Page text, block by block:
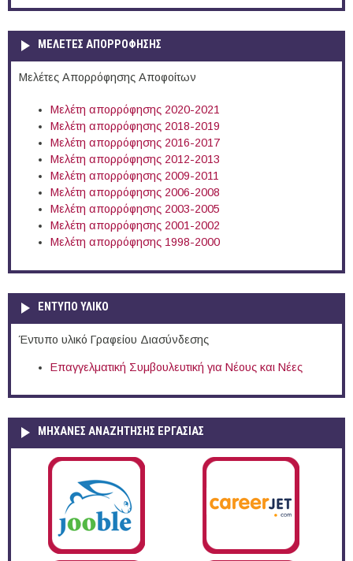
ΜΕΛΕΤΕΣ ΑΠΟΡΡΟΦΗΣΗΣ
Μελέτες Απορρόφησης Αποφοίτων
Μελέτη απορρόφησης 2020-2021
Μελέτη απορρόφησης 2018-2019
Μελέτη απορρόφησης 2016-2017
Μελέτη απορρόφησης 2012-2013
Μελέτη απορρόφησης 2009-2011
Μελέτη απορρόφησης 2006-2008
Μελέτη απορρόφησης 2003-2005
Μελέτη απορρόφησης 2001-2002
Μελέτη απορρόφησης 1998-2000
ΕΝΤΥΠΟ ΥΛΙΚΟ
Έντυπο υλικό Γραφείου Διασύνδεσης
Επαγγελματική Συμβουλευτική για Νέους και Νέες
ΜΗΧΑΝΕΣ ΑΝΑΖΗΤΗΣΗΣ ΕΡΓΑΣΙΑΣ